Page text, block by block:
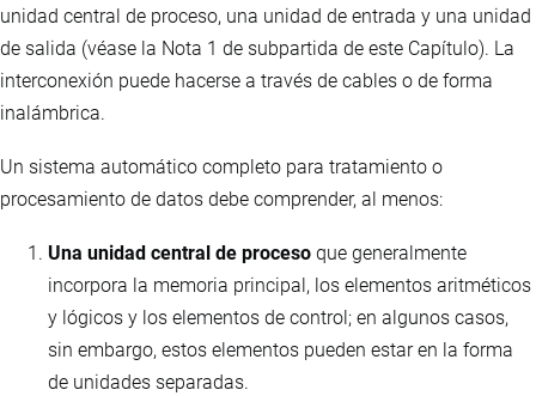
unidad central de proceso, una unidad de entrada y una unidad
de salida (véase la Nota 1 de subpartida de este Capítulo). La
interconexión puede hacerse a través de cables o de forma
inalámbrica.
Un sistema automático completo para tratamiento o
procesamiento de datos debe comprender, al menos:
Una unidad central de proceso que generalmente
incorpora la memoria principal, los elementos aritméticos
y lógicos y los elementos de control; en algunos casos,
sin embargo, estos elementos pueden estar en la forma
de unidades separadas.